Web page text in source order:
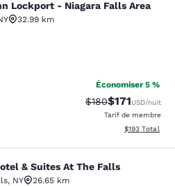
- Niagara Falls
Lockport - Niagara Falls Area
32.99 km
Bien. 683 commentaires
Économiser 5 %
Tarif barré :
$180Tarif réduit :
$171USD/nuit
Tarif de membre
Afficher les
$193 Total
At The Falls
& Suites At The Falls
, NY
26.65 km